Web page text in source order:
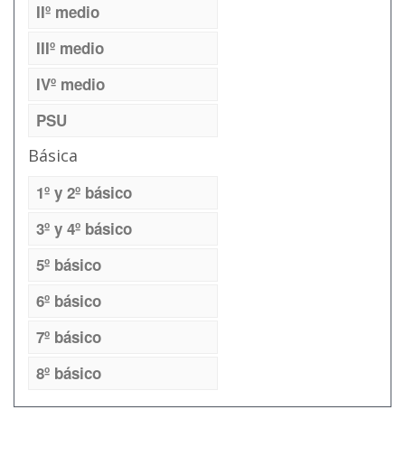
IIº medio
IIIº medio
IVº medio
PSU
Básica
1º y 2º básico
3º y 4º básico
5º básico
6º básico
7º básico
8º básico